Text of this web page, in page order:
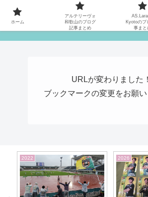
MATYの関西サッカーリー
URLが変わりました！
ブックマークの変更をお願い
2021 2026
ホーム
アルテリーヴォ
和歌山のブログ
記事まとめ
Kyotoのブ
事まと